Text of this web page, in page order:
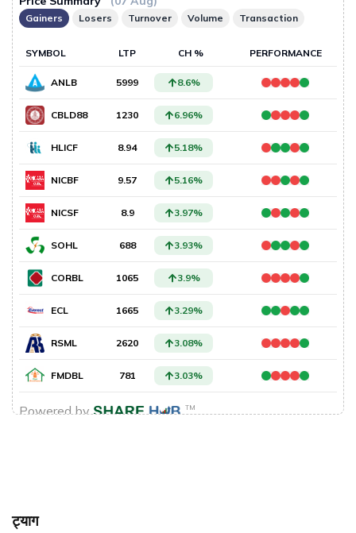
ट्याग